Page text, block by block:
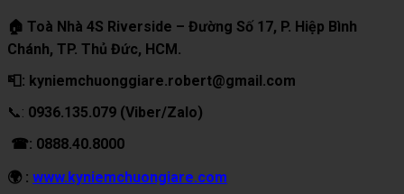
🏠 Toà Nhà 4S Riverside – Đường Số 17, P. Hiệp Bình
Chánh, TP. Thủ Đức, HCM.
📮: kyniemchuonggiare.robert@gmail.com
📞: 0936.135.079 (Viber/Zalo)
☎: 0888.40.8000
🌍 : www.kyniemchuongiare.com